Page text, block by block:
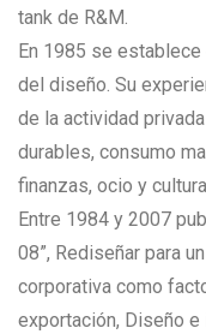
tank de R&M.
En 1985 se
del diseño. Su
de la actividad
durables, consumo
finanzas, ocio y
Entre 1984 y 2007
08”, Rediseñar para
corporativa como
exportación, Diseño